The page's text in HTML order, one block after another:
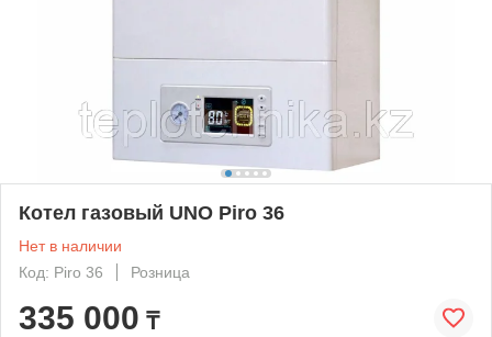
Котел газовый UNO Piro 36
Нет в наличии
Код: Piro 36
Розница
335 000 ₸